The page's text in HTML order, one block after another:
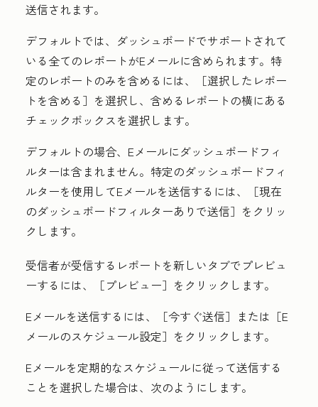
送信されます。
デフォルトでは、ダッシュボードでサポートされて
いる全てのレポートがEメールに含められます。特
定のレポートのみを含めるには、［選択したレポー
トを含める］ を選択し、含めるレポートの横にある
チェックボックスを選択します。
デフォルトの場合、Eメールにダッシュボードフィ
ルターは含まれません。特定のダッシュボードフィ
ルターを使用してEメールを送信するには、［現在
のダッシュボードフィルターありで送信］ をクリッ
クします。
受信者が受信するレポートを新しいタブでプレビュ
ーするには、［プレビュー］ をクリックします。
Eメールを送信するには、［今すぐ送信］ または［E
メールのスケジュール設定］ をクリックします。
Eメールを定期的なスケジュールに従って送信する
ことを選択した場合は、次のようにします。